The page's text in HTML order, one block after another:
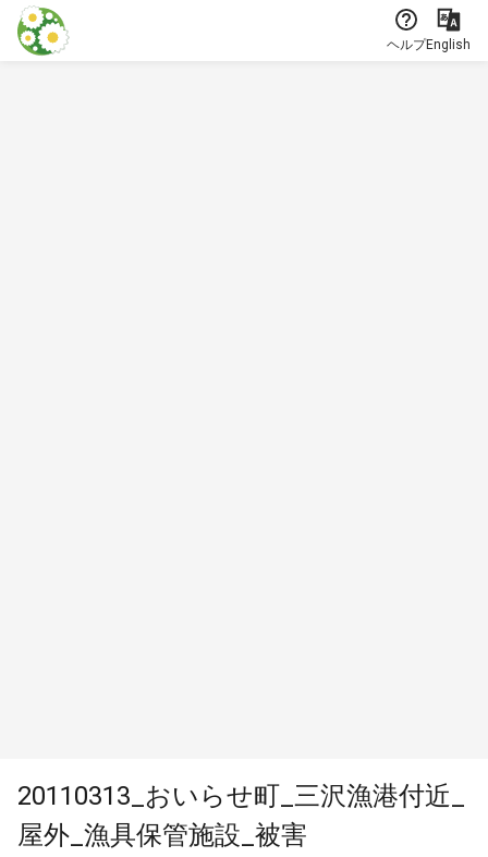
本文に飛ぶ
ヘルプEnglish
20110313_おいらせ町_三沢漁港付近_
屋外_漁具保管施設_被害